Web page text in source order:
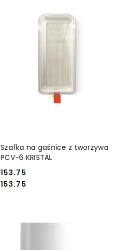
Szafka na gaśnice z tworzywa
PCV-6 KRISTAL
Cena:
153.75
Cena:
153.75
DO KOSZYKA